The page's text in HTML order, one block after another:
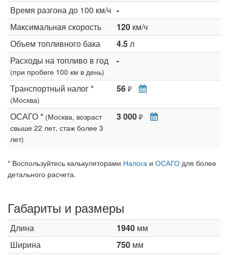
Время разгона до 100 км/ч -
Максимальная скорость
120 км/ч
Объем топливного бака
4.5л
Расходы на топливо в год
(при пробеге 100 км в день)
-
Транспортный налог *
(Москва)
56 ₽
ОСАГО * (Москва, возраст
свыше 22 лет, стаж более 3
лет)
3 000 ₽
* Воспользуйтесь калькуляторами Налога и ОСАГО для более
детального расчета.
Габариты и размеры
Длина 1940 мм
Ширина
750 мм